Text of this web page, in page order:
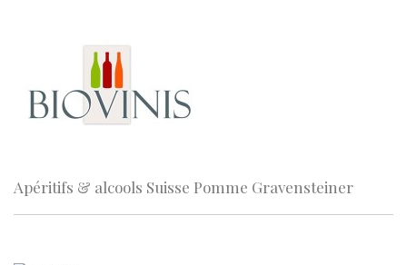
Apéritifs & alcools Suisse Pomme Gravensteiner